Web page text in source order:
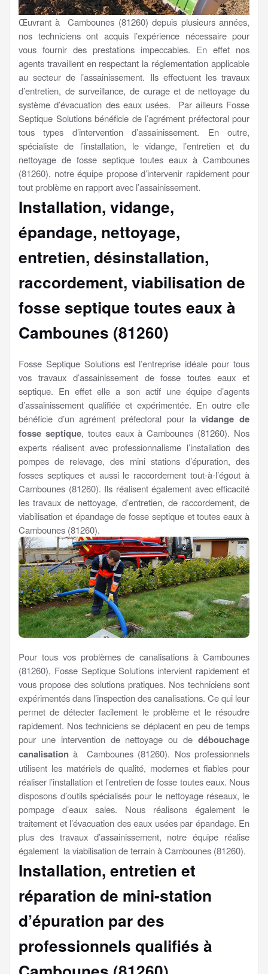
Œuvrant à Cambounes (81260) depuis plusieurs années,
nos techniciens ont acquis l’expérience nécessaire pour
vous fournir des prestations impeccables. En effet nos
agents travaillent en respectant la réglementation applicable
au secteur de l’assainissement. Ils effectuent les travaux
d’entretien, de surveillance, de curage et de nettoyage du
système d’évacuation des eaux usées. Par ailleurs Fosse
Septique Solutions bénéficie de l’agrément préfectoral pour
tous types d’intervention d’assainissement. En outre,
spécialiste de l’installation, le vidange, l’entretien et du
nettoyage de fosse septique toutes eaux à Cambounes
(81260), notre équipe propose d’intervenir rapidement pour
tout problème en rapport avec l’assainissement.
Installation, vidange,
épandage, nettoyage,
entretien, désinstallation,
raccordement, viabilisation de
fosse septique toutes eaux à
Cambounes (81260)
Fosse Septique Solutions est l’entreprise idéale pour tous
vos travaux d’assainissement de fosse toutes eaux et
septique. En effet elle a son actif une équipe d’agents
d’assainissement qualifiée et expérimentée. En outre elle
bénéficie d’un agrément préfectoral pour lavidange de
fosse septique, toutes eaux à Cambounes (81260). Nos
experts réalisent avec professionnalisme l’installation des
pompes de relevage, des mini stations d’épuration, des
fosses septiques et aussi le raccordement tout-à-l’égout à
Cambounes (81260). Ils réalisent également avec efficacité
les travaux de nettoyage, d’entretien, de raccordement, de
viabilisation et épandage de fosse septique et toutes eaux à
Cambounes (81260).
Pour tous vos problèmes de canalisations à Cambounes
(81260), Fosse Septique Solutions intervient rapidement et
vous propose des solutions pratiques. Nos techniciens sont
expérimentés dans l’inspection des canalisations. Ce qui leur
permet de détecter facilement le problème et le résoudre
rapidement. Nos techniciens se déplacent en peu de temps
pour une intervention de nettoyage ou de débouchage
canalisation à Cambounes (81260). Nos professionnels
utilisent les matériels de qualité, modernes et fiables pour
réaliser l’installation et l’entretien de fosse toutes eaux. Nous
disposons d’outils spécialisés pour le nettoyage réseaux, le
pompage d’eaux sales. Nous réalisons également le
traitement et l’évacuation des eaux usées par épandage. En
plus des travaux d’assainissement, notre équipe réalise
également la viabilisation de terrain à Cambounes (81260).
Installation, entretien et
réparation de mini-station
d’épuration par des
professionnels qualifiés à